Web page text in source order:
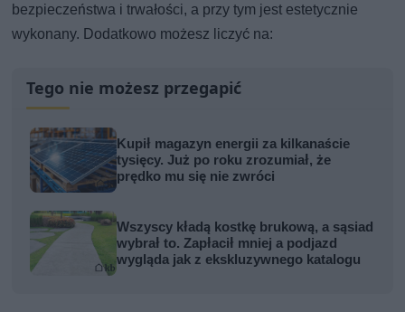
bezpieczeństwa i trwałości, a przy tym jest estetycznie
wykonany. Dodatkowo możesz liczyć na:
Tego nie możesz przegapić
Kupił magazyn energii za kilkanaście
tysięcy. Już po roku zrozumiał, że
prędko mu się nie zwróci
Wszyscy kładą kostkę brukową, a sąsiad
wybrał to. Zapłacił mniej a podjazd
wygląda jak z ekskluzywnego katalogu